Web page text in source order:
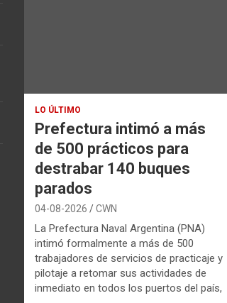
LO ÚLTIMO
Prefectura intimó a más
de 500 prácticos para
destrabar 140 buques
parados
04-08-2026 CWN
La Prefectura Naval Argentina (PNA)
intimó formalmente a más de 500
trabajadores de servicios de practicaje y
pilotaje a retomar sus actividades de
inmediato en todos los puertos del país,